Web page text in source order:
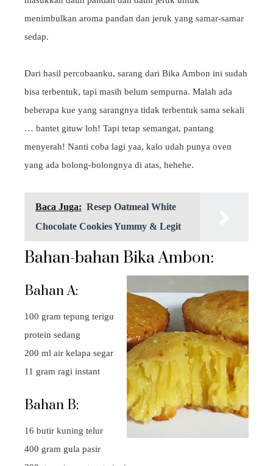
menimbulkan aroma pandan dan jeruk yang samar-samar
sedap.
Dari hasil percobaanku, sarang dari Bika Ambon ini sudah
bisa terbentuk, tapi masih belum sempurna. Malah ada
beberapa kue yang sarangnya tidak terbentuk sama sekali
… bantet gituw loh! Tapi tetap semangat, pantang
menyerah! Nanti coba lagi yaa, kalo udah punya oven
yang ada bolong-bolongnya di atas, hehehe.
Baca Juga: Resep Oatmeal White
Chocolate Cookies Yummy & Legit
Bahan-bahan Bika Ambon:
Bahan A:
100 gram tepung terigu
protein sedang
200 ml air kelapa segar
11 gram ragi instant
Bahan B:
16 butir kuning telur
400 gram gula pasir